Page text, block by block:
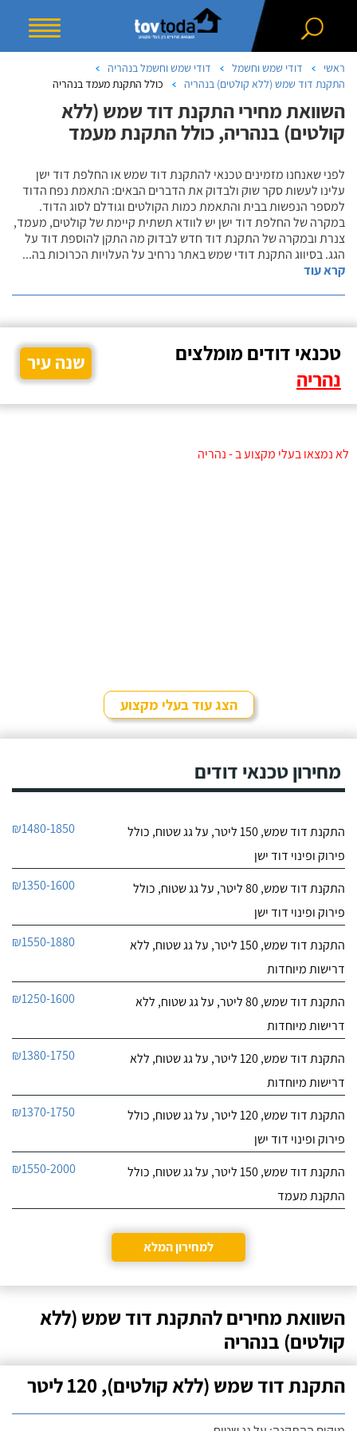
ראשי דודי שמש וחשמל
דודי שמש וחשמל בנהריה
התקנת דוד שמש (ללא קולטים) בנהריה
כולל התקנת מעמד בנהריה
השוואת מחירי התקנת דוד שמש (ללא
קולטים) בנהריה, כולל התקנת מעמד
לפני שאנחנו מזמינים טכנאי להתקנת דוד שמש או החלפת דוד ישן
עלינו לעשות סקר שוק ולבדוק את הדברים הבאים: התאמת נפח הדוד
למספר הנפשות בבית והתאמת כמות הקולטים וגודלם לסוג הדוד.
במקרה של החלפת דוד ישן יש לוודא תשתית קיימת של קולטים, מעמד,
צנרת ובמקרה של התקנת דוד חדש לבדוק מה התקן להוספת דוד על
הגג. בסיווג התקנת דודי שמש באתר נרחיב על העלויות הכרוכות בה...
קרא עוד
טכנאי דודים מומלצים
נהריה
שנה עיר
לא נמצאו בעלי מקצוע ב - נהריה
הצג עוד בעלי מקצוע
מחירון טכנאי דודים
התקנת דוד שמש, 150 ליטר, על גג שטוח, כולל
פירוק ופינוי דוד ישן
₪1480-1850
התקנת דוד שמש, 80 ליטר, על גג שטוח, כולל
פירוק ופינוי דוד ישן
₪1350-1600
התקנת דוד שמש, 150 ליטר, על גג שטוח, ללא
דרישות מיוחדות
₪1550-1880
התקנת דוד שמש, 80 ליטר, על גג שטוח, ללא
דרישות מיוחדות
₪1250-1600
התקנת דוד שמש, 120 ליטר, על גג שטוח, ללא
דרישות מיוחדות
₪1380-1750
התקנת דוד שמש, 120 ליטר, על גג שטוח, כולל
פירוק ופינוי דוד ישן
₪1370-1750
התקנת דוד שמש, 150 ליטר, על גג שטוח, כולל
התקנת מעמד
₪1550-2000
למחירון המלא
השוואת מחירים להתקנת דוד שמש (ללא
קולטים) בנהריה
התקנת דוד שמש (ללא קולטים), 120 ליטר